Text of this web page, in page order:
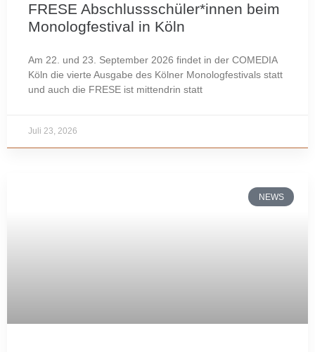
FRESE Abschlussschüler*innen beim
Monologfestival in Köln
Am 22. und 23. September 2026 findet in der COMEDIA
Köln die vierte Ausgabe des Kölner Monologfestivals statt
und auch die FRESE ist mittendrin statt
Juli 23, 2026
NEWS